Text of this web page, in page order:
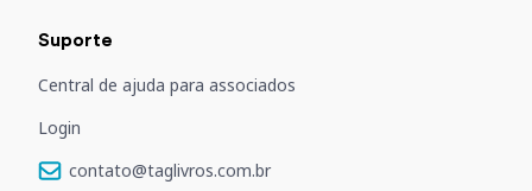
Suporte
Central de ajuda para associados
Login
contato@taglivros.com.br